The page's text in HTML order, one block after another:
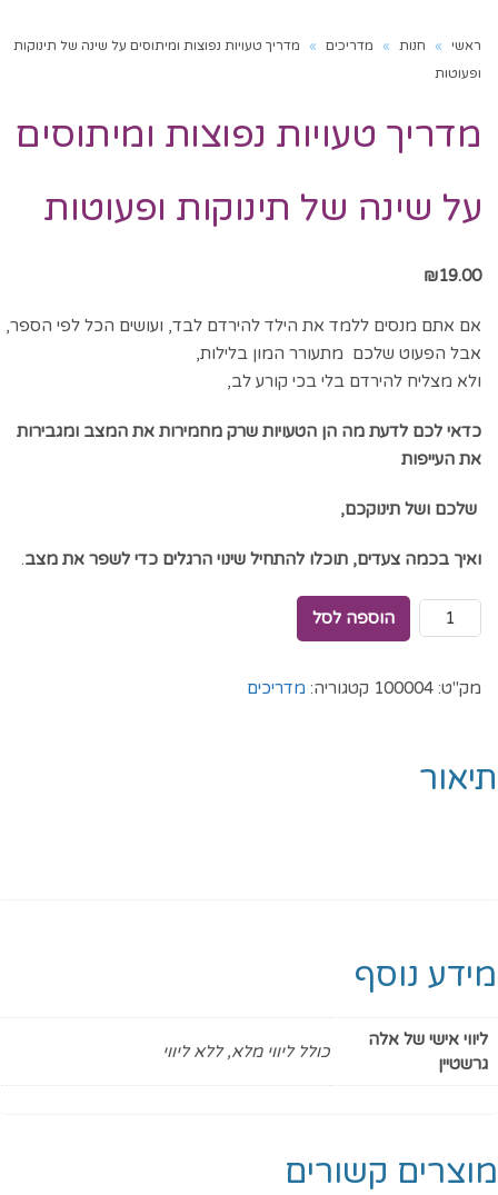
ראשי » חנות » מדריכים »
מדריך טעויות נפוצות ומיתוסים על שינה של תינוקות
ופעוטות
מדריך טעויות נפוצות ומיתוסים
על שינה של תינוקות ופעוטות
₪19.00
אם אתם מנסים ללמד את הילד להירדם לבד, ועושים הכל לפי הספר,
אבל הפעוט שלכם מתעורר המון בלילות,
ולא מצליח להירדם בלי בכי קורע לב,
כדאי לכם לדעת מה הן הטעויות שרק מחמירות את המצב ומגבירות
את העייפות
שלכם ושל תינוקכם,
ואיך בכמה צעדים, תוכלו להתחיל שינוי הרגלים כדי לשפר את מצב.
הוספה לסל
מק"ט: 100004 קטגוריה: מדריכים
תיאור
מידע נוסף
ליווי אישי של אלה
גרשטיין
כולל ליווי מלא, ללא ליווי
מוצרים קשורים